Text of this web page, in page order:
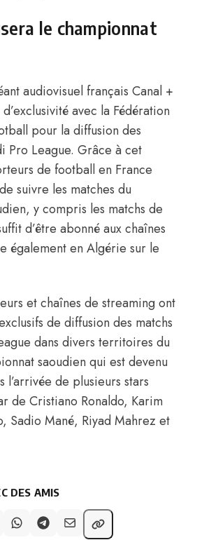
le championnat
audiovisuel français Canal +
avec la Fédération
pour la diffusion des
Pro League. Grâce à cet
de football en France
suivre les matches du
y compris les matchs de
d’être abonné aux chaînes
également en Algérie sur le
et chaînes de streaming ont
de diffusion des matchs
dans divers territoires du
saoudien qui est devenu
l’arrivée de plusieurs stars
de Cristiano Ronaldo, Karim
Sadio Mané, Riyad Mahrez et
DES AMIS